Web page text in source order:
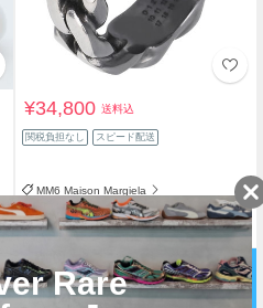
¥34,800送料込
関税負担なし スピード配送
MM6 Maison Margiela
SHOP
ｍｕｓｅｏ